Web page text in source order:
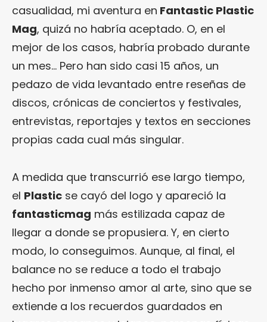
casualidad, mi aventura en Fantastic Plastic
Mag, quizá no habría aceptado. O, en el
mejor de los casos, habría probado durante
un mes… Pero han sido casi 15 años, un
pedazo de vida levantado entre reseñas de
discos, crónicas de conciertos y festivales,
entrevistas, reportajes y textos en secciones
propias cada cual más singular.
A medida que transcurrió ese largo tiempo,
el Plastic se cayó del logo y apareció la
fantasticmag más estilizada capaz de
llegar a donde se propusiera. Y, en cierto
modo, lo conseguimos. Aunque, al final, el
balance no se reduce a todo el trabajo
hecho por inmenso amor al arte, sino que se
extiende a los recuerdos guardados en